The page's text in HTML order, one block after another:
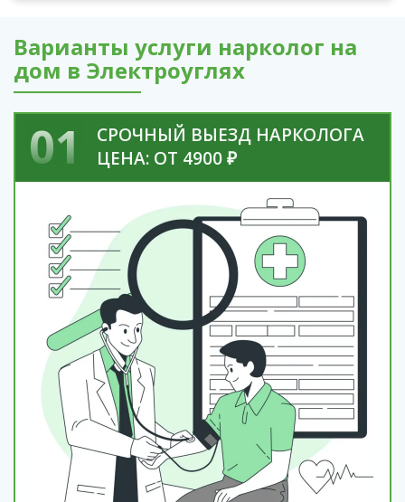
Варианты услуги нарколог на
дом в Электроуглях
01
СРОЧНЫЙ ВЫЕЗД НАРКОЛОГА
ЦЕНА: ОТ 4900 ₽